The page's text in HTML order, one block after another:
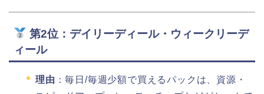
第2位：デイリーディール・ウィークリーデ
ィール
理由 ：毎日/毎週少額で買えるパックは、資源・